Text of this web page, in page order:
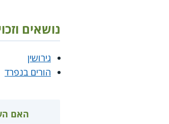
נושאים
גירושין
הורים בנפרד
האם